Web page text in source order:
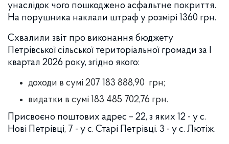
унаслідок чого пошкоджено асфальтне покриття.
На порушника наклали штраф у розмірі 1360 грн.
Схвалили звіт про виконання бюджету
Петрівської сільської територіальної громади за І
квартал 2026 року, згідно якого:
доходи в сумі 207 183 888,90 грн;
видатки в сумі 183 485 702,76 грн.
Присвоєно поштових адрес – 22, з яких 12 - у с.
Нові Петрівці, 7 - у с. Старі Петрівці. 3 - у с. Лютіж.